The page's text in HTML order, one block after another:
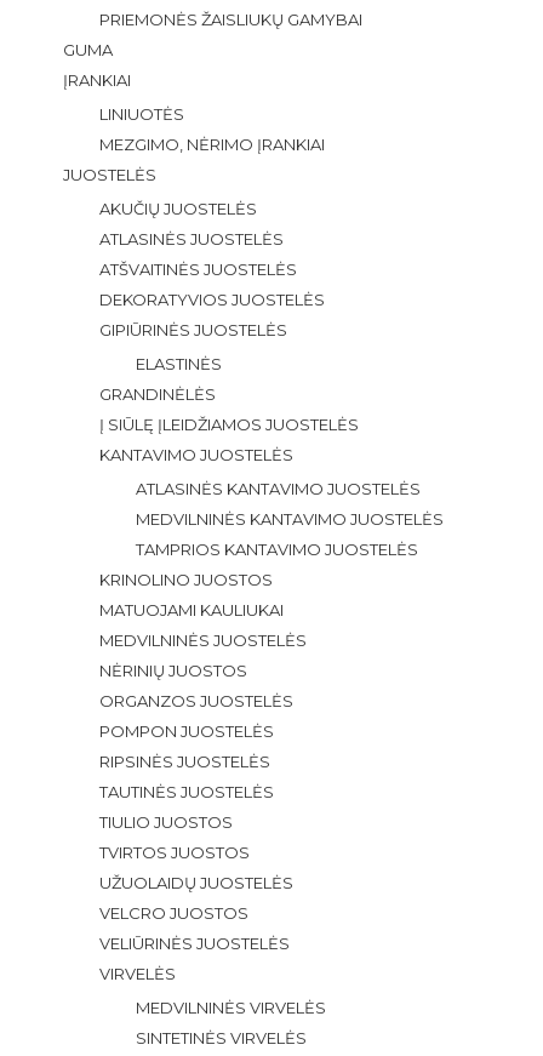
PRIEMONĖS ŽAISLIUKŲ GAMYBAI
GUMA
ĮRANKIAI
LINIUOTĖS
MEZGIMO, NĖRIMO ĮRANKIAI
JUOSTELĖS
AKUČIŲ JUOSTELĖS
ATLASINĖS JUOSTELĖS
ATŠVAITINĖS JUOSTELĖS
DEKORATYVIOS JUOSTELĖS
GIPIŪRINĖS JUOSTELĖS
ELASTINĖS
GRANDINĖLĖS
Į SIŪLĘ ĮLEIDŽIAMOS JUOSTELĖS
KANTAVIMO JUOSTELĖS
ATLASINĖS KANTAVIMO JUOSTELĖS
MEDVILNINĖS KANTAVIMO JUOSTELĖS
TAMPRIOS KANTAVIMO JUOSTELĖS
KRINOLINO JUOSTOS
MATUOJAMI KAULIUKAI
MEDVILNINĖS JUOSTELĖS
NĖRINIŲ JUOSTOS
ORGANZOS JUOSTELĖS
POMPON JUOSTELĖS
RIPSINĖS JUOSTELĖS
TAUTINĖS JUOSTELĖS
TIULIO JUOSTOS
TVIRTOS JUOSTOS
UŽUOLAIDŲ JUOSTELĖS
VELCRO JUOSTOS
VELIŪRINĖS JUOSTELĖS
VIRVELĖS
MEDVILNINĖS VIRVELĖS
SINTETINĖS VIRVELĖS